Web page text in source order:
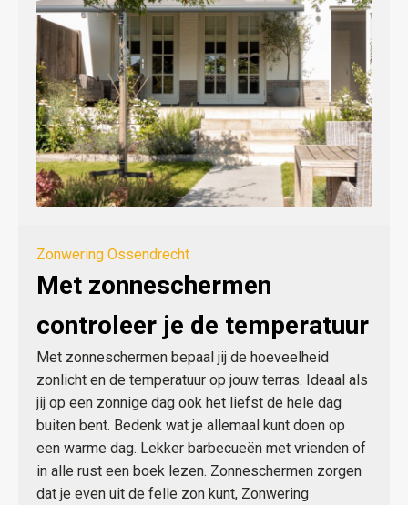
Zonwering Ossendrecht
Met zonneschermen
controleer je de temperatuur
Met zonneschermen bepaal jij de hoeveelheid
zonlicht en de temperatuur op jouw terras. Ideaal als
jij op een zonnige dag ook het liefst de hele dag
buiten bent. Bedenk wat je allemaal kunt doen op
een warme dag. Lekker barbecueën met vrienden of
in alle rust een boek lezen. Zonneschermen zorgen
dat je even uit de felle zon kunt, Zonwering